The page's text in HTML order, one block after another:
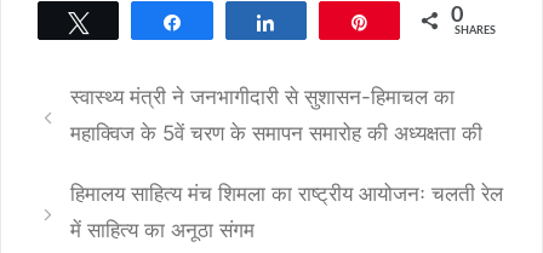
0
SHARES
स्वास्थ्य मंत्री ने जनभागीदारी से सुशासन-हिमाचल का
महाक्विज के 5वें चरण के समापन समारोह की अध्यक्षता की
हिमालय साहित्य मंच शिमला का राष्ट्रीय आयोजनः चलती रेल
में साहित्य का अनूठा संगम